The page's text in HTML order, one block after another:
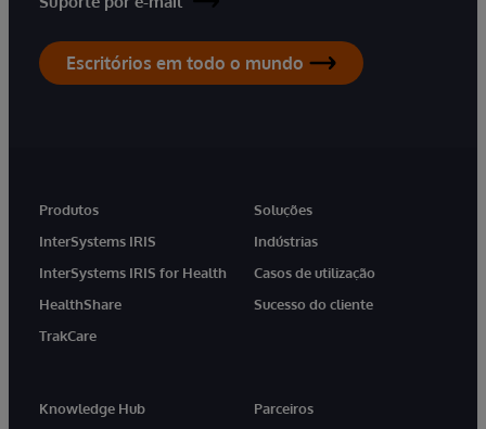
Escritórios em todo o mundo
Produtos
InterSystems IRIS
InterSystems IRIS for Health
HealthShare
TrakCare
Soluções
Indústrias
Casos de utilização
Sucesso do cliente
Knowledge Hub
Parceiros